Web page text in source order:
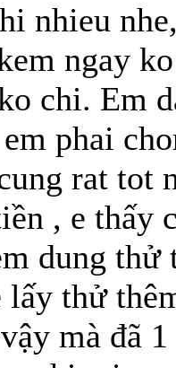
nhieu
ngay
chi. Em
phai
rat tot
, e thấy
dung
lấy thử
mà đã